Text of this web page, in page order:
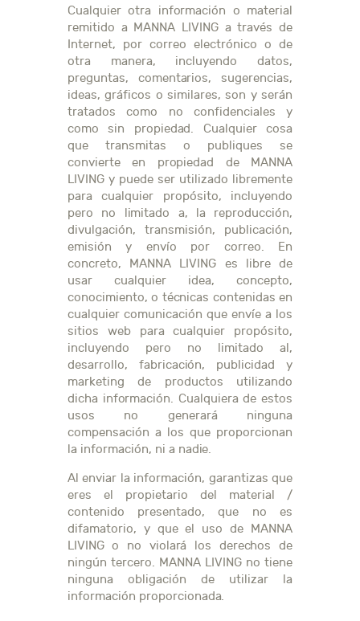
Cualquier otra información o material
remitido a MANNA LIVING a través de
Internet, por correo electrónico o de
otra manera, incluyendo datos,
preguntas, comentarios, sugerencias,
ideas, gráficos o similares, son y serán
tratados como no confidenciales y
como sin propiedad. Cualquier cosa
que transmitas o publiques se
convierte en propiedad de MANNA
LIVING y puede ser utilizado libremente
para cualquier propósito, incluyendo
pero no limitado a, la reproducción,
divulgación, transmisión, publicación,
emisión y envío por correo. En
concreto, MANNA LIVING es libre de
usar cualquier idea, concepto,
conocimiento, o técnicas contenidas en
cualquier comunicación que envíe a los
sitios web para cualquier propósito,
incluyendo pero no limitado al,
desarrollo, fabricación, publicidad y
marketing de productos utilizando
dicha información. Cualquiera de estos
usos no generará ninguna
compensación a los que proporcionan
la información, ni a nadie.
Al enviar la información, garantizas que
eres el propietario del material /
contenido presentado, que no es
difamatorio, y que el uso de MANNA
LIVING o no violará los derechos de
ningún tercero. MANNA LIVING no tiene
ninguna obligación de utilizar la
información proporcionada.